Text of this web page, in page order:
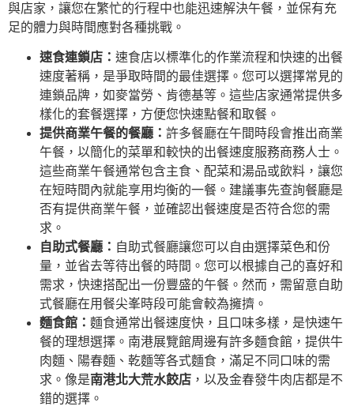
與店家，讓您在繁忙的行程中也能迅速解決午餐，並保有充
足的體力與時間應對各種挑戰。
速食連鎖店： 速食店以標準化的作業流程和快速的出餐
速度著稱，是爭取時間的最佳選擇。您可以選擇常見的
連鎖品牌，如麥當勞、肯德基等。這些店家通常提供多
樣化的套餐選擇，方便您快速點餐和取餐。
提供商業午餐的餐廳： 許多餐廳在午間時段會推出商業
午餐，以簡化的菜單和較快的出餐速度服務商務人士。
這些商業午餐通常包含主食、配菜和湯品或飲料，讓您
在短時間內就能享用均衡的一餐。建議事先查詢餐廳是
否有提供商業午餐，並確認出餐速度是否符合您的需
求。
自助式餐廳： 自助式餐廳讓您可以自由選擇菜色和份
量，並省去等待出餐的時間。您可以根據自己的喜好和
需求，快速搭配出一份豐盛的午餐。然而，需留意自助
式餐廳在用餐尖峯時段可能會較為擁擠。
麵食館： 麵食通常出餐速度快，且口味多樣，是快速午
餐的理想選擇。南港展覽館周邊有許多麵食館，提供牛
肉麵、陽春麵、乾麵等各式麵食，滿足不同口味的需
求。像是南港北大荒水餃店 ，以及金春發牛肉店都是不
錯的選擇。